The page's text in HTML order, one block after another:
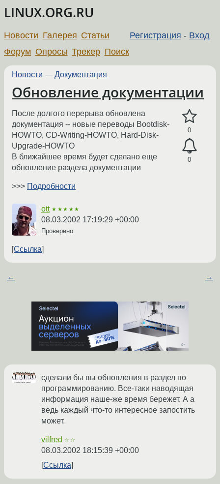
LINUX.ORG.RU
Регистрация - Вход
Новости Галерея Статьи
Форум Опросы Трекер Поиск
Новости — Документация
Обновление документации
0
0
После долгого перерыва обновлена
документация -- новые переводы Bootdisk-
HOWTO, CD-Writing-HOWTO, Hard-Disk-
Upgrade-HOWTO
В ближайшее время будет сделано еще
обновление раздела документации
>>> Подробности
ott ★★★★★
08.03.2002 17:19:29 +00:00
Проверено:
Ссылка
← →
сделали бы вы обновления в раздел по
программированию. Все-таки наводящая
информация наше-же время бережет. А а
ведь каждый что-то интересное запостить
может.
vilfred ☆☆
08.03.2002 18:15:39 +00:00
Ссылка